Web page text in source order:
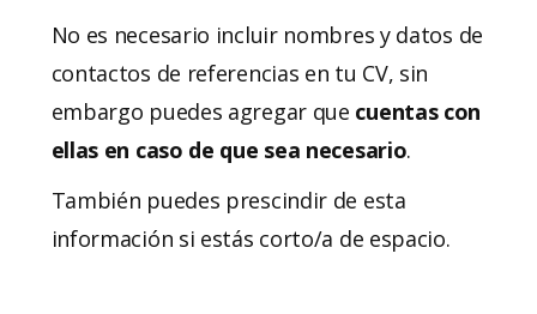
No es necesario incluir nombres y datos de
contactos de referencias en tu CV, sin
embargo puedes agregar que cuentas con
ellas en caso de que sea necesario.
También puedes prescindir de esta
información si estás corto/a de espacio.